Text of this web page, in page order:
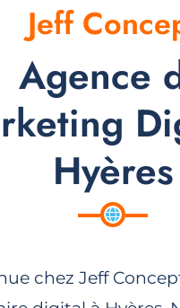
Jeff
Agence
Hyères
chez Jeff